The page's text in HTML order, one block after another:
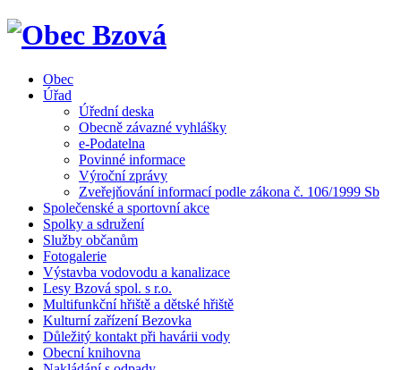
Obec
Úřad
Úřední deska
Obecně závazné vyhlášky
e-Podatelna
Povinné informace
Výroční zprávy
Zveřejňování informací podle zákona č. 106/1999 Sb
Společenské a sportovní akce
Spolky a sdružení
Služby občanům
Fotogalerie
Výstavba vodovodu a kanalizace
Lesy Bzová spol. s r.o.
Multifunkční hřiště a dětské hřiště
Kulturní zařízení Bezovka
Důležitý kontakt při havárii vody
Obecní knihovna